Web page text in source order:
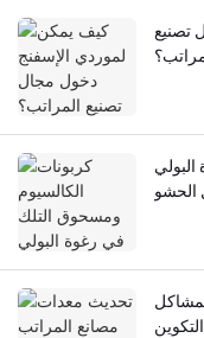
تصنيع
الحشو